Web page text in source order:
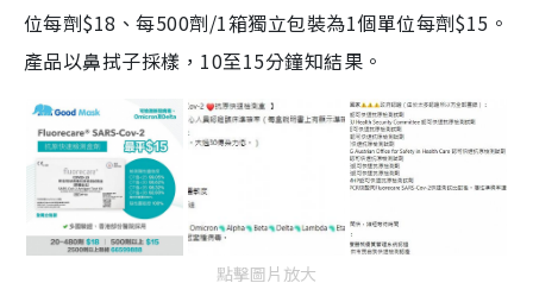
位每劑$18、每500劑/1箱獨立包裝為1個單位每劑$15。
產品以鼻拭子採樣，10至15分鐘知結果。
點擊圖片放大